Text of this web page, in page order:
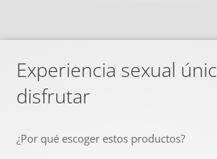
Experiencia sexual
disfrutar
¿Por qué escoger estos productos?